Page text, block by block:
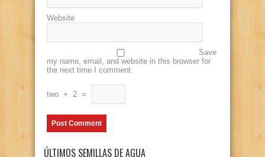
Website
Save
my name, email, and website in this browser for
the next time I comment.
two + 2 =
ÚLTIMOS SEMILLAS DE AGUA